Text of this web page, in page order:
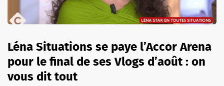
Léna Situations se paye l’Accor Arena
pour le final de ses Vlogs d’août : on
vous dit tout